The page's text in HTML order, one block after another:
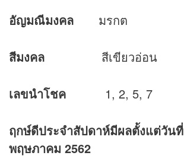
อัญมณีมงคล มรกต
สีมงคล สีเขียวอ่อน
เลขนำโชค 1, 2, 5, 7
ฤกษ์ดีประจำสัปดาห์มีผลตั้งแต่วันที่
พฤษภาคม 2562